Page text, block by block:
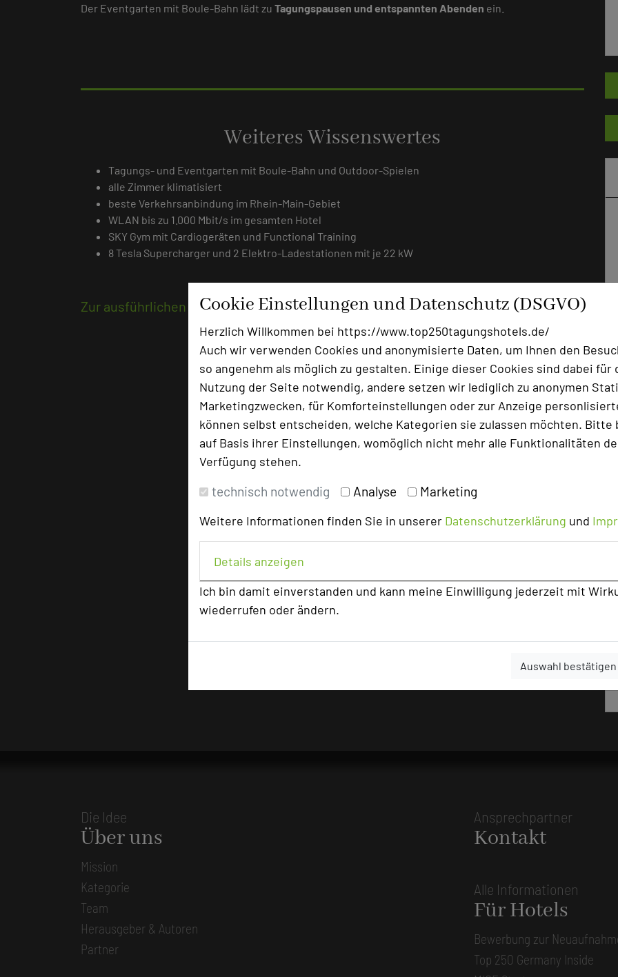
Cookie Einstellungen und Datenschutz (DSGVO)
Herzlich Willkommen bei https://www.top250tagungshotels.de/
Auch wir verwenden Cookies und anonymisierte Daten, um Ihnen den
so angenehm als möglich zu gestalten. Einige dieser Cookies sind dabei für
Nutzung der Seite notwendig, andere setzen wir lediglich zu anonymen
Marketingzwecken, für Komforteinstellungen oder zur Anzeige
können selbst entscheiden, welche Kategorien sie zulassen möchten. Bitte
auf Basis ihrer Einstellungen, womöglich nicht mehr alle Funktionalitäten
Verfügung stehen.
technisch notwendig Analyse Marketing
Weitere Informationen finden Sie in unserer Datenschutzerklärung und
Details anzeigen
Ich bin damit einverstanden und kann meine Einwilligung jederzeit mit
wiederrufen oder ändern.
Auswahl bestätigen
Der Eventgarten mit Boule-Bahn lädt zu Tagungspausen und entspannten Abenden ein.
Weiteres Wissenswertes
Tagungs- und Eventgarten mit Boule-Bahn und Outdoor-Spielen
alle Zimmer klimatisiert
beste Verkehrsanbindung im Rhein-Main-Gebiet
WLAN bis zu 1.000 Mbit/s im gesamten Hotel
SKY Gym mit Cardiogeräten und Functional Training
8 Tesla Supercharger und 2 Elektro-Ladestationen mit je 22 kW
Zur ausführlichen Beschreibung
Die Idee
Über uns
Mission
Kategorie
Team
Herausgeber & Autoren
Partner
Ansprechpartner
Kontakt
Alle Informationen
Für Hotels
Bewerbung zur
Top 250 Germany Inside